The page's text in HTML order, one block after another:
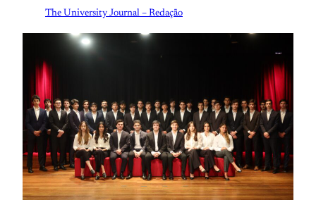
The University Journal – Redação